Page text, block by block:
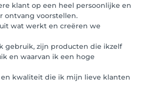
klant op een heel persoonlijke en
ontvang voorstellen.
wat werkt en creëren we
gebruik, zijn producten die ikzelf
en waarvan ik een hoge
kwaliteit die ik mijn lieve klanten